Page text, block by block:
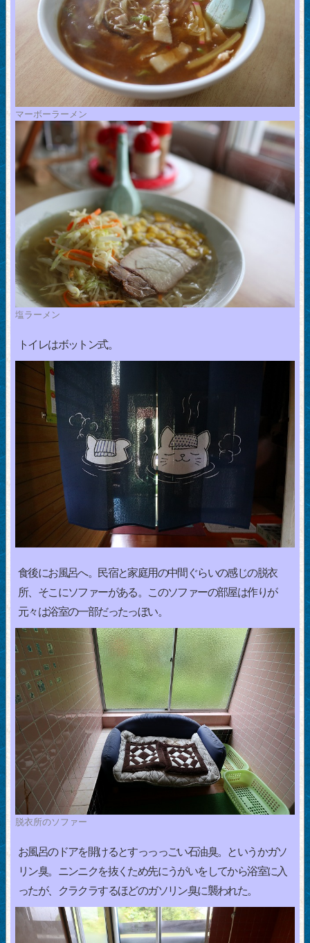
マーボーラーメン
塩ラーメン
トイレはボットン式。
食後にお風呂へ。民宿と家庭用の中間ぐらいの感じの脱衣
所、そこにソファーがある。このソファーの部屋は作りが
元々は浴室の一部だったっぼい。
脱衣所のソファー
お風呂のドアを開けるとすっっっごい石油臭。というかガソ
リン臭。ニンニクを抜くため先にうがいをしてから浴室に入
ったが、クラクラするほどのガソリン臭に襲われた。